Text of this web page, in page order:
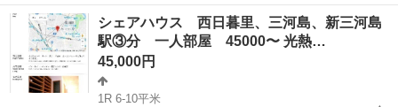
－６ ■最寄駅 山手線 日暮里駅 徒歩７分 ■入居条件 3ヶ月以上居住 ※
家賃には水道光熱費・wifi代が含まれています。 保証金 1万、...
東京 荒川区 三河島駅 シェアハウス 初期
シェアハウス 西日暮里、三河島、新三河島
駅③分 一人部屋 45000〜 光熱…
45,000円
1R 6-10平米